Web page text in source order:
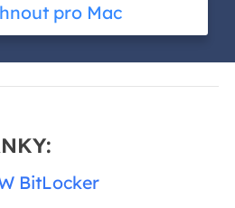
pro Mac
BitLocker